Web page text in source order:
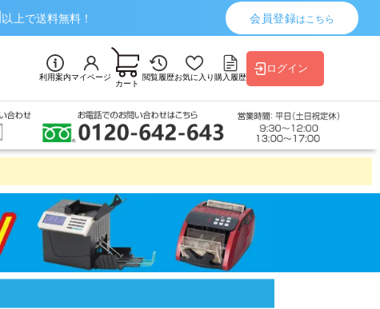
以上で送料無料！ 会員登録はこちら
利用案内マイページ
カート
閲覧履歴お気に入り購入履歴
ログイン